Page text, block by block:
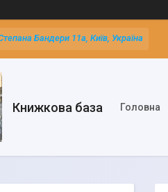
Бандери 11а, Київ, Україна
Книжкова база Головна